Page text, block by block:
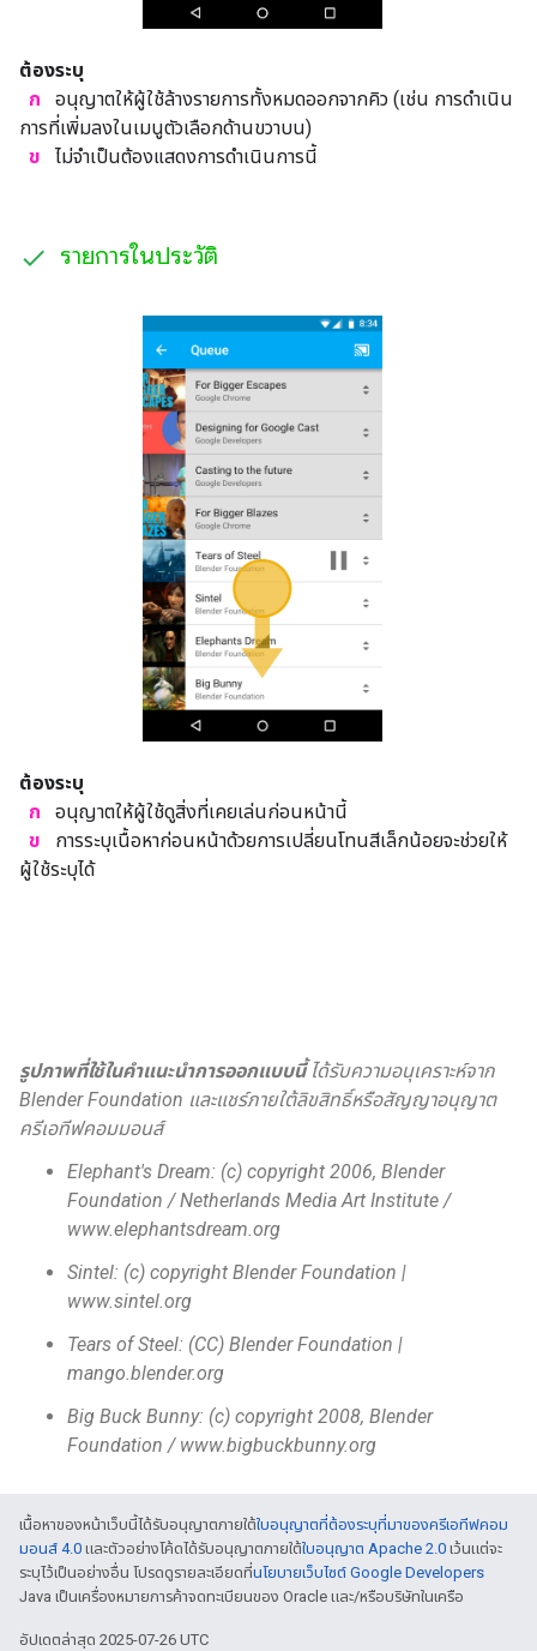
ต้องระบุ
ก
อนุญาตให้ผู้ใช้ล้างรายการทั้งหมดออกจากคิว (เช่น การดำเนิน
การที่เพิ่มลงในเมนูตัวเลือกด้านขวาบน)
ข
ไม่จำเป็นต้องแสดงการดำเนินการนี้
รายการในประวัติ
ต้องระบุ
ก
อนุญาตให้ผู้ใช้ดูสิ่งที่เคยเล่นก่อนหน้านี้
ข
การระบุเนื้อหาก่อนหน้าด้วยการเปลี่ยนโทนสีเล็กน้อยจะช่วยให้
ผู้ใช้ระบุได้
รูปภาพที่ใช้ในคำแนะนำการออกแบบนี้ได้รับความอนุเคราะห์จาก
Blender Foundation และแชร์ภายใต้ลิขสิทธิ์หรือสัญญาอนุญาต
ครีเอทีฟคอมมอนส์
Elephant's Dream: (c) copyright 2006, Blender
Foundation / Netherlands Media Art Institute /
www.elephantsdream.org
Sintel: (c) copyright Blender Foundation |
www.sintel.org
Tears of Steel: (CC) Blender Foundation |
mango.blender.org
Big Buck Bunny: (c) copyright 2008, Blender
Foundation / www.bigbuckbunny.org
เนื้อหาของหน้าเว็บนี้ได้รับอนุญาตภายใต้ใบอนุญาตที่ต้องระบุที่มาของครีเอทีฟคอม
มอนส์ 4.0 และตัวอย่างโค้ดได้รับอนุญาตภายใต้ใบอนุญาต Apache 2.0 เว้นแต่จะ
ระบุไว้เป็นอย่างอื่น โปรดดูรายละเอียดที่นโยบายเว็บไซต์ Google Developers
Java เป็นเครื่องหมายการค้าจดทะเบียนของ Oracle และ/หรือบริษัทในเครือ
อัปเดตล่าสุด 2025-07-26 UTC